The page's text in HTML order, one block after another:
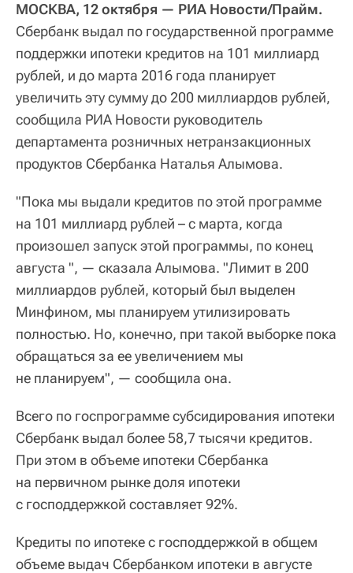
МОСКВА, 12 октября — РИА Новости/Прайм.
Сбербанк выдал по государственной программе
поддержки ипотеки кредитов на 101 миллиард
рублей, и до марта 2016 года планирует
увеличить эту сумму до 200 миллиардов рублей,
сообщила РИА Новости руководитель
департамента розничных нетранзакционных
продуктов Сбербанка Наталья Алымова.
"Пока мы выдали кредитов по этой программе
на 101 миллиард рублей – с марта, когда
произошел запуск этой программы, по конец
августа ", — сказала Алымова. "Лимит в 200
миллиардов рублей, который был выделен
Минфином, мы планируем утилизировать
полностью. Но, конечно, при такой выборке пока
обращаться за ее увеличением мы
не планируем", — сообщила она.
Всего по госпрограмме субсидирования ипотеки
Сбербанк выдал более 58,7 тысячи кредитов.
При этом в объеме ипотеки Сбербанка
на первичном рынке доля ипотеки
с господдержкой составляет 92%.
Кредиты по ипотеке с господдержкой в общем
объеме выдач Сбербанком ипотеки в августе